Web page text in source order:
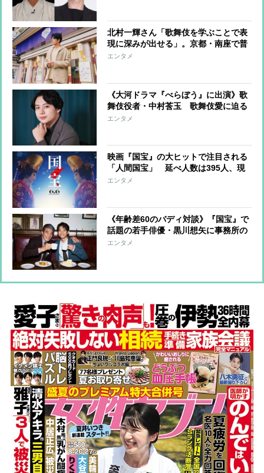
北村一輝さん「歌舞伎を学ぶことで表
現に深みが出せる」。京都・南座で普
段は立ち入れないけれど、どうしても
エンタメ
《大河ドラマ『べらぼう』に出演》歌
舞伎役者・中村莟玉 歌舞伎愛に迫る
ほど好きがあふれるのはパンダ愛。
エンタメ
映画『国宝』の大ヒットで注目される
「人間国宝」 延べ人数は395人、現
在は105人 年額200万円の特別助成金
エンタメ
《年齢差60のバディ対談》『国宝』で
話題の若手俳優・黒川想矢に事務所の
大先輩・舘ひろし「これ以上お芝居が
エンタメ